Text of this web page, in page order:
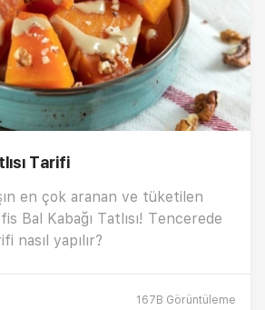
Tarifi
en çok aranan ve tüketilen
Bal Kabağı Tatlısı! Tencerede
nasıl yapılır?
167B Görüntüleme